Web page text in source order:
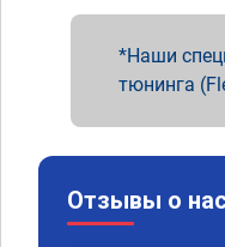
Наши
тюнинга
Отзывы о